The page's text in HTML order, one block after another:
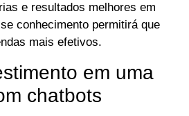
e resultados melhores em
conhecimento permitirá que
mais efetivos.
em uma
chatbots